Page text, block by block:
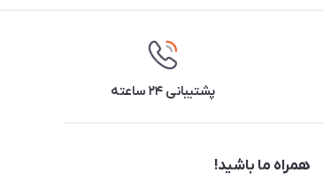
پشتیبانی ۲۴ ساعته
همراه ما باشید!